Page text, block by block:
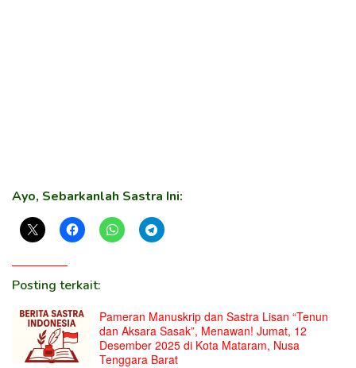
Ayo, Sebarkanlah Sastra Ini:
Posting terkait:
Pameran Manuskrip dan Sastra Lisan “Tenun
dan Aksara Sasak”, Menawan! Jumat, 12
Desember 2025 di Kota Mataram, Nusa
Tenggara Barat